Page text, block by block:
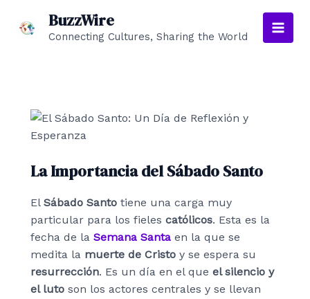
contenido
BuzzWire
Connecting Cultures, Sharing the World
Main
La Importancia del Sábado Santo
El Sábado Santo tiene una carga muy
particular para los fieles católicos. Esta es la
fecha de la Semana Santa en la que se
medita la muerte de Cristo y se espera su
resurrección. Es un día en el que el silencio y
el luto son los actores centrales y se llevan